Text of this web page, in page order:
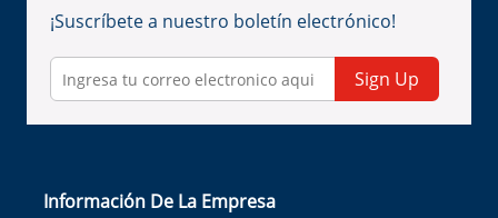
¡Suscríbete a nuestro boletín electrónico!
Sign Up
Información De La Empresa